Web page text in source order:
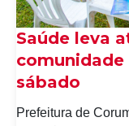
Saúde leva
sábado
Prefeitura de